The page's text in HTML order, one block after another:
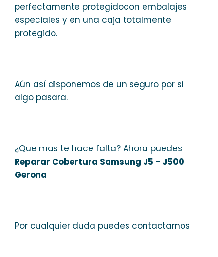
perfectamente protegidocon embalajes
especiales y en una caja totalmente
protegido.
Aún así disponemos de un seguro por si
algo pasara.
¿Que mas te hace falta? Ahora puedes
Reparar Cobertura Samsung J5 – J500
Gerona
Por cualquier duda puedes contactarnos